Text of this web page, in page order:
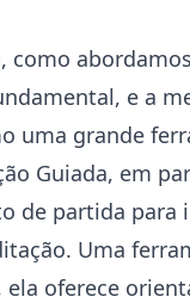
como
e a
uma grande
Guiada, em
de partida para
Uma
oferece